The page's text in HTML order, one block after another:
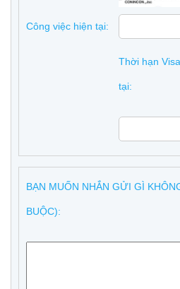
Công việc hiện tại:
Thời hạn
tại:
BẠN MUỐN NHẮN GỬI GÌ
BUỘC):